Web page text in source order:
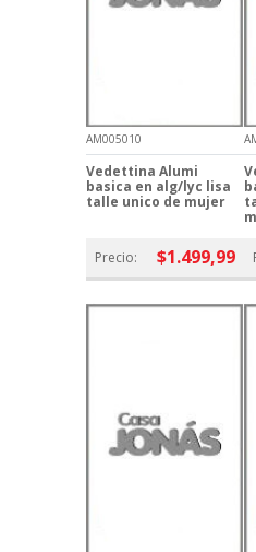
AM005010
Vedettina Alumi
basica en alg/lyc lisa
talle unico de mujer
Precio: $1.499,99